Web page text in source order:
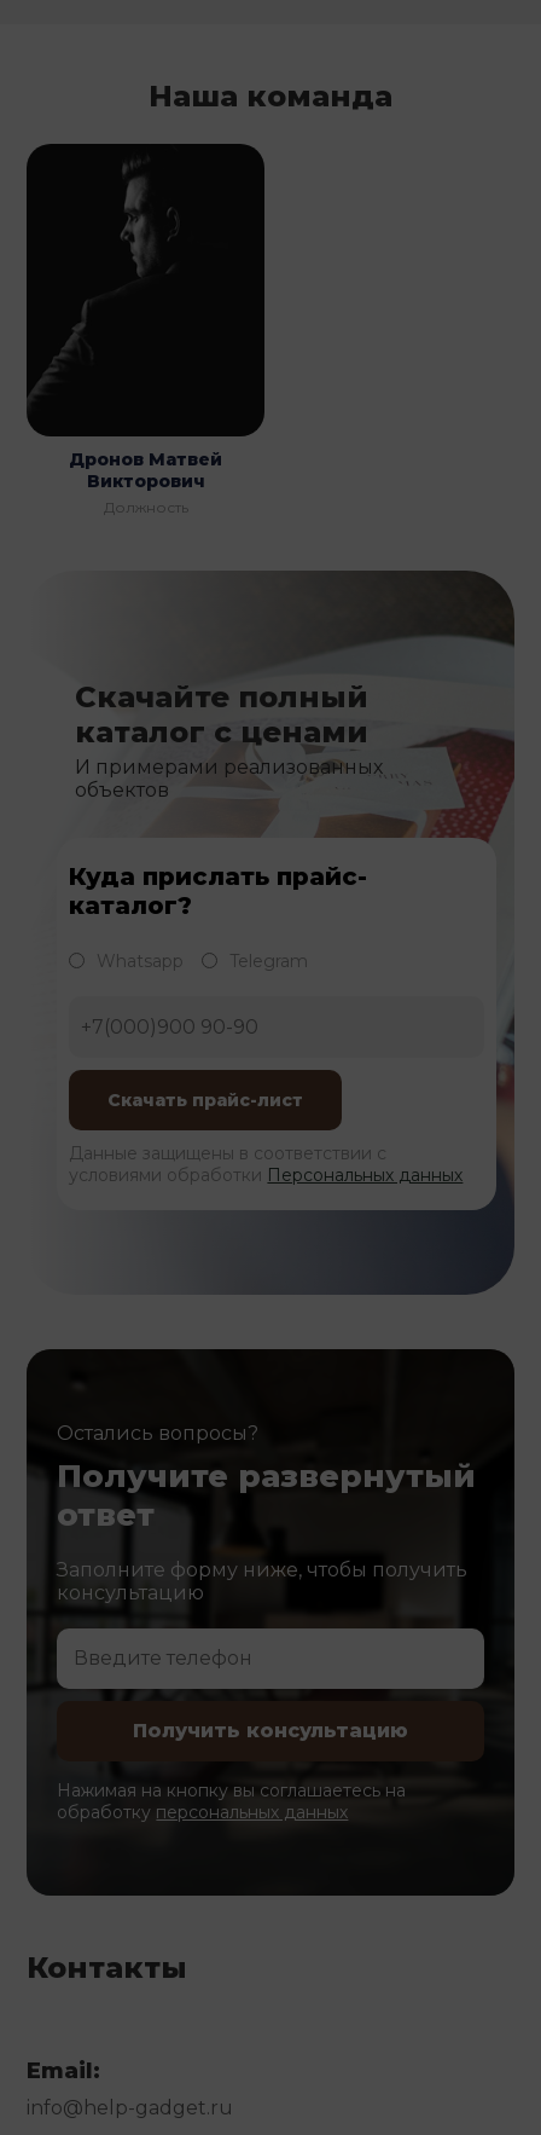
Наша команда
Дронов Матвей
Викторович
Должность
Скачайте полный
каталог с ценами
И примерами реализованных
объектов
Куда прислать прайс-
каталог?
Whatsapp Telegram
Данные защищены в соответствии с
условиями обработки Персональных данных
Остались вопросы?
Получите развернутый
ответ
Заполните форму ниже, чтобы получить
консультацию
Нажимая на кнопку вы соглашаетесь на
обработку персональных данных
Контакты
Email:
info@help-gadget.ru